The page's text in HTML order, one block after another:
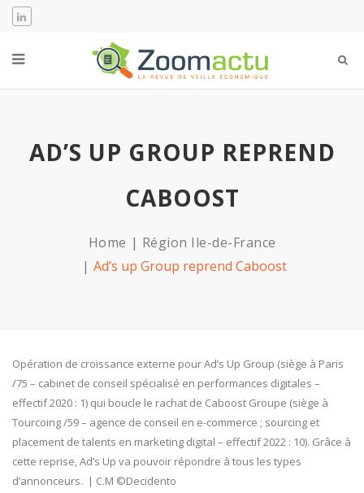
AD’S UP GROUP REPREND
CABOOST
Home
Région Ile-de-France
Ad’s up Group reprend Caboost
Opération de croissance externe pour Ad’s Up Group (siège à Paris
/75 – cabinet de conseil spécialisé en performances digitales –
effectif 2020 : 1) qui boucle le rachat de Caboost Groupe (siège à
Tourcoing /59 – agence de conseil en e-commerce ; sourcing et
placement de talents en marketing digital – effectif 2022 : 10). Grâce à
cette reprise, Ad’s Up va pouvoir répondre à tous les types
d’annonceurs. | C.M ©Decidento